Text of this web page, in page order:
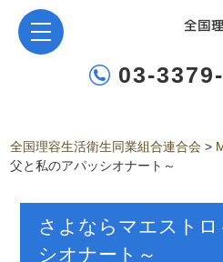
03-
全国理容生活衛生同業組合連合会 >
父と私のアパッシオナート～
さよならマエスト
シオナート～